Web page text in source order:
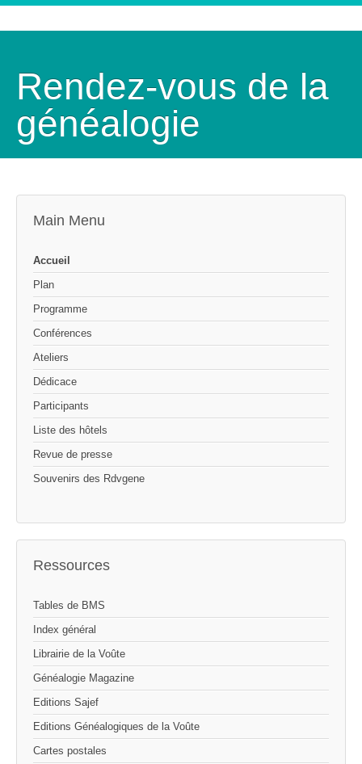
Rendez-vous de la
généalogie
Main Menu
Accueil
Plan
Programme
Conférences
Ateliers
Dédicace
Participants
Liste des hôtels
Revue de presse
Souvenirs des Rdvgene
Ressources
Tables de BMS
Index général
Librairie de la Voûte
Généalogie Magazine
Editions Sajef
Editions Généalogiques de la Voûte
Cartes postales